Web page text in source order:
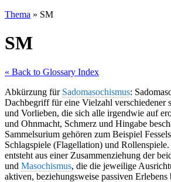
Thema » SM
SM
« Back to Glossary Index
Abkürzung für Sadomasochismus:
Dachbegriff für eine Vielzahl verschiedener
und Vorlieben, die sich alle irgendwie auf
und Ohnmacht, Schmerz und Hingabe
Sammelsurium gehören zum Beispiel
Schlagspiele (Flagellation) und
entsteht aus einer Zusammenziehung der
und Masochismus, die die jeweilige
aktiven, beziehungsweise passiven Erlebens